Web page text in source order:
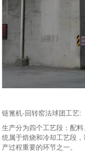
链篦机-回转窑法球团工艺:
生产分为四个工艺段：配
统属于焙烧和冷却工艺
产过程重要的环节之一。